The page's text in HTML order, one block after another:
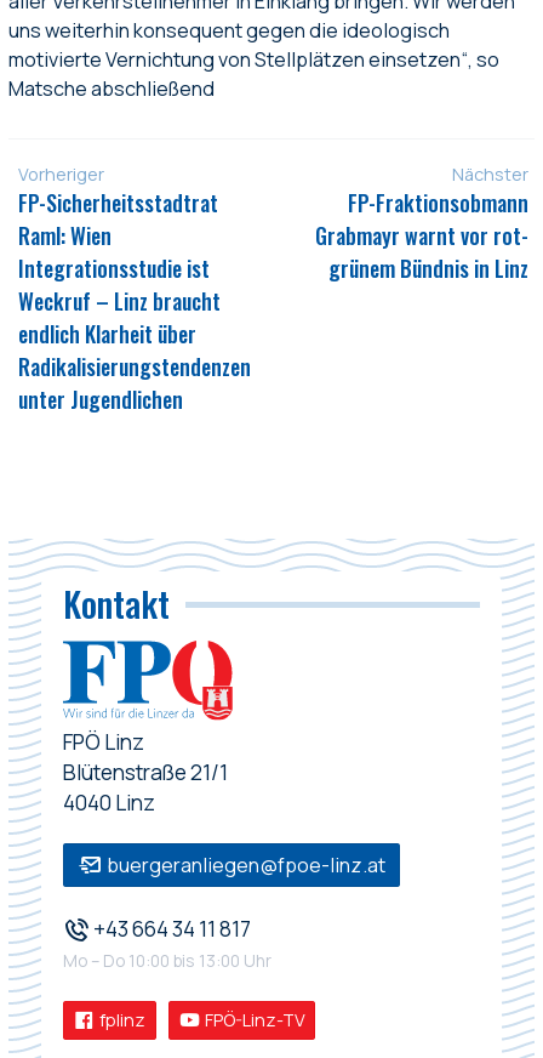
uns weiterhin konsequent gegen die ideologisch
motivierte Vernichtung von Stellplätzen einsetzen“, so
Matsche abschließend
Vorheriger
FP-Sicherheitsstadtrat
Raml: Wien
Integrationsstudie ist
Weckruf – Linz braucht
endlich Klarheit über
Radikalisierungstendenzen
unter Jugendlichen
Nächster
FP-Fraktionsobmann
Grabmayr warnt vor rot-
grünem Bündnis in Linz
Kontakt
FPÖ Linz
Blütenstraße 21/1
4040 Linz
buergeranliegen@fpoe-linz.at
+43 664 34 11 817
Mo – Do 10:00 bis 13:00 Uhr
fplinz FPÖ-Linz-TV